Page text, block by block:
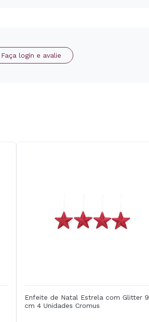
Faça login e avalie
Enfeite de Natal Estrela com Glitter 9
cm 4 Unidades Cromus